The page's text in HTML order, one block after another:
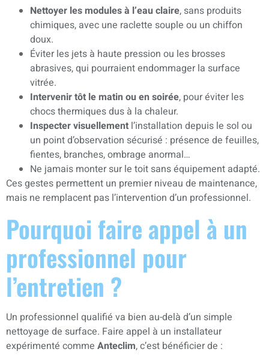
Nettoyer les modules à l’eau claire, sans produits
chimiques, avec une raclette souple ou un chiffon
doux.
Éviter les jets à haute pression ou les brosses
abrasives, qui pourraient endommager la surface
vitrée.
Intervenir tôt le matin ou en soirée, pour éviter les
chocs thermiques dus à la chaleur.
Inspecter visuellement l’installation depuis le sol ou
un point d’observation sécurisé : présence de feuilles,
fientes, branches, ombrage anormal…
Ne jamais monter sur le toit sans équipement adapté.
Ces gestes permettent un premier niveau de maintenance,
mais ne remplacent pas l’intervention d’un professionnel.
Pourquoi faire appel à un
professionnel pour
l’entretien ?
Un professionnel qualifié va bien au-delà d’un simple
nettoyage de surface. Faire appel à un installateur
expérimenté comme Anteclim, c’est bénéficier de :